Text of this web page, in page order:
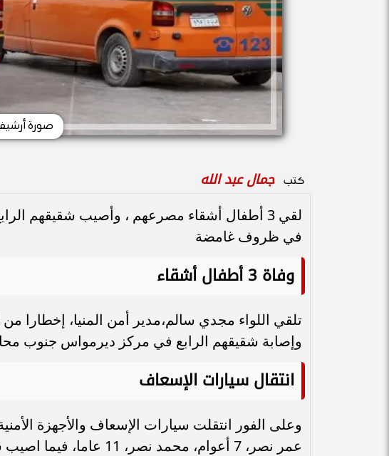
صورة
كتب جمال عبد الله
لقي 3 أطفال أشقاء مصرعهم ، وأصيب شقيقهم
في ظروف غامضة
وفاة 3 أطفال أشقاء
وإصابة شقيقهم الرابع في مركز ديرمواس جنوب
انتقال سيارات الإسعاف